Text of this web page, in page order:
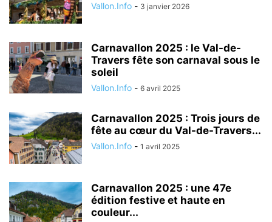
Vallon.Info - 3 janvier 2026
Carnavallon 2025 : le Val-de-
Travers fête son carnaval sous le
soleil
Vallon.Info - 6 avril 2025
Carnavallon 2025 : Trois jours de
fête au cœur du Val-de-Travers...
Vallon.Info - 1 avril 2025
Carnavallon 2025 : une 47e
édition festive et haute en
couleur...